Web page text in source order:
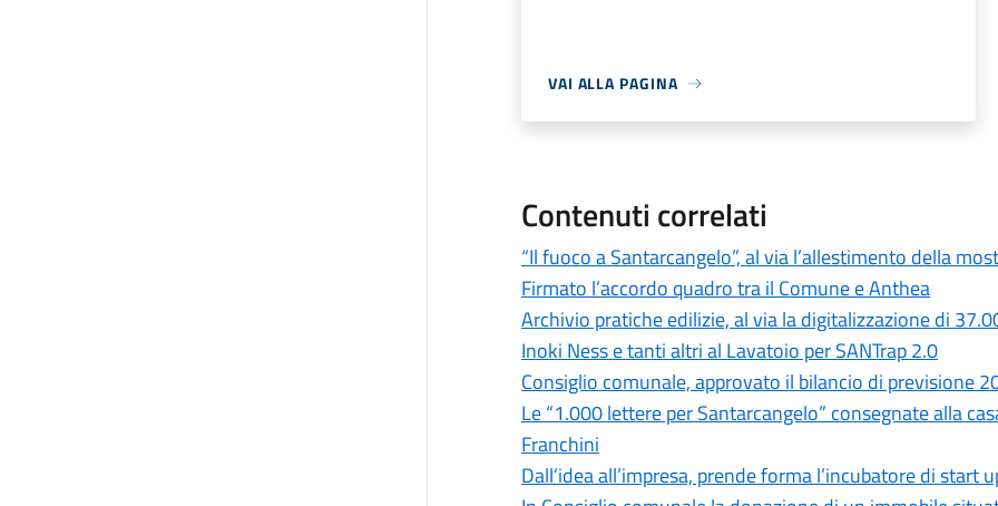
VAI ALLA PAGINA
Contenuti correlati
“Il fuoco a Santarcangelo”, al via l’allestimento della
Firmato l’accordo quadro tra il Comune e Anthea
Archivio pratiche edilizie, al via la digitalizzazione di
Inoki Ness e tanti altri al Lavatoio per SANTrap 2.0
Consiglio comunale, approvato il bilancio di previsione
Le “1.000 lettere per Santarcangelo” consegnate alla
Franchini
Dall’idea all’impresa, prende forma l’incubatore di